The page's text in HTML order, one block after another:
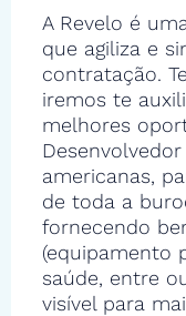
A Revelo é
que agiliza e
contratação.
iremos te
melhores
americanas,
de toda a
fornecendo
(equipamento
saúde, entre
visível para